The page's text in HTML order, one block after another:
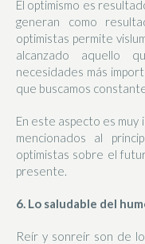
El optimismo es
generan como
optimistas permite
alcanzado aquello
necesidades más
que buscamos
En este aspecto es
mencionados al
optimistas sobre el
presente.
6. Lo saludable del
Reír y sonreír son de